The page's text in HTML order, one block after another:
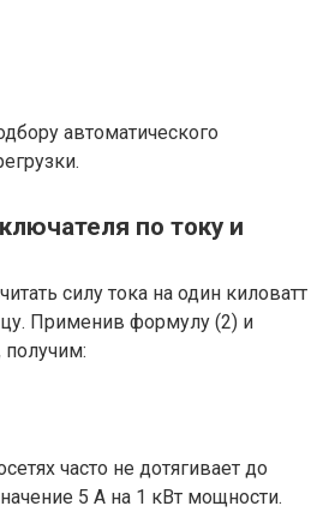
автоматического
по току и
силу тока на один киловатт
Применив формулу (2) и
часто не дотягивает до
5 А на 1 кВт мощности.